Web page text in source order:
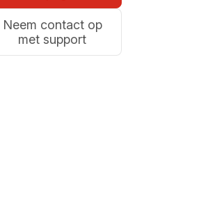
Neem contact op
met support